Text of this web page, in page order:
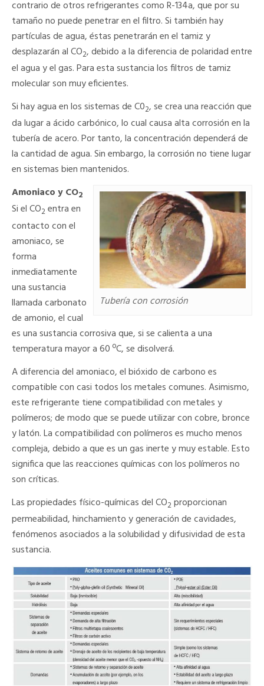
contrario de otros refrigerantes como R-134a, que por su
tamaño no puede penetrar en el filtro. Si también hay
partículas de agua, éstas penetrarán en el tamiz y
desplazarán al CO2, debido a la diferencia de polaridad entre
el agua y el gas. Para esta sustancia los filtros de tamiz
molecular son muy eficientes.
Si hay agua en los sistemas de C02, se crea una reacción que
da lugar a ácido carbónico, lo cual causa alta corrosión en la
tubería de acero. Por tanto, la concentración dependerá de
la cantidad de agua. Sin embargo, la corrosión no tiene lugar
en sistemas bien mantenidos.
Tubería con corrosión
Amoniaco y CO2
Si el CO2entra en
contacto con el
amoniaco, se
forma
inmediatamente
una sustancia
llamada carbonato
de amonio, el cual
es una sustancia corrosiva que, si se calienta a una
temperatura mayor a 60 ºC, se disolverá.
A diferencia del amoniaco, el bióxido de carbono es
compatible con casi todos los metales comunes. Asimismo,
este refrigerante tiene compatibilidad con metales y
polímeros; de modo que se puede utilizar con cobre, bronce
y latón. La compatibilidad con polímeros es mucho menos
compleja, debido a que es un gas inerte y muy estable. Esto
significa que las reacciones químicas con los polímeros no
son críticas.
Las propiedades físico-químicas del CO2proporcionan
permeabilidad, hinchamiento y generación de cavidades,
fenómenos asociados a la solubilidad y difusividad de esta
sustancia.